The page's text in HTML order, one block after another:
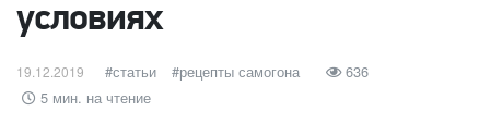
условиях
Опубликовано
19.12.2019 категории
статьи Метки
рецепты самогона
636
5 мин. на чтение